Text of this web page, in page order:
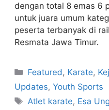
dengan total 8 emas 6
untuk juara umum
peserta terbanyak di
Resmata Jawa Timur.
Featured , Karate,
Updates, Youth Sports
Atlet karate, Esa